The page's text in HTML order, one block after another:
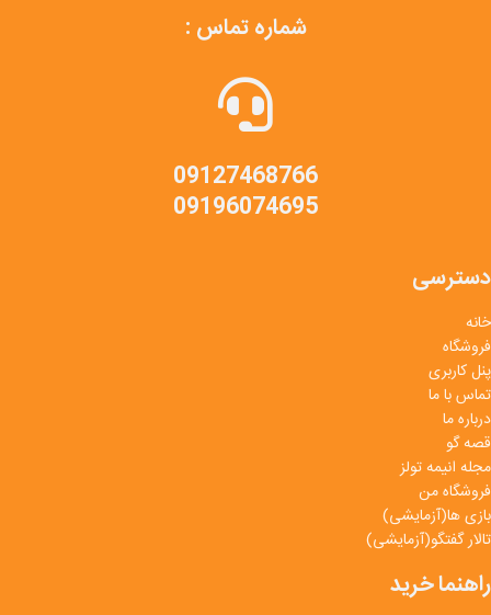
شماره تماس :
09127468766
09196074695
دسترسی
خانه
فروشگاه
پنل کاربری
تماس با ما
درباره ما
قصه گو
مجله انیمه تولز
فروشگاه من
بازی ها(آزمایشی)
تالار گفتگو(آزمایشی)
راهنما خرید